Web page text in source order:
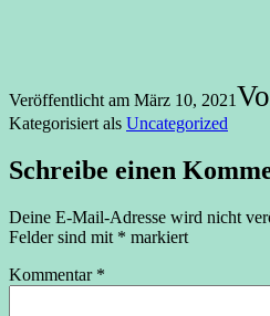
Veröffentlicht am März 10, 2021
Kategorisiert als Uncategorized
Schreibe einen
Deine E-Mail-Adresse wird nicht
Felder sind mit * markiert
Kommentar *